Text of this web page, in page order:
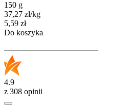
150 g
37,27 zł/kg
Cena
5,59 zł
Do koszyka
4.9
z 308 opinii